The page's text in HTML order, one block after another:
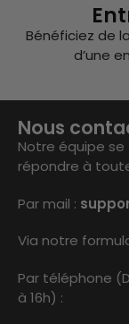
Bénéficiez de la
d’une
Nous
Notre équipe
répondre à
Par mail :
Via notre
Par téléphone
à 16h) :